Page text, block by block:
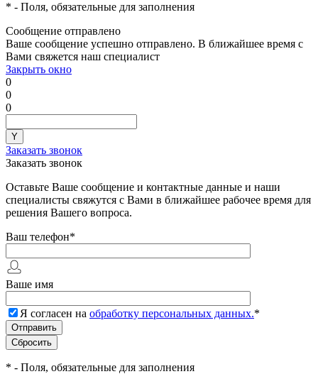
* - Поля, обязательные для заполнения
Сообщение отправлено
Ваше сообщение успешно отправлено. В ближайшее время с
Вами свяжется наш специалист
Закрыть окно
0
0
0
Заказать звонок
Заказать звонок
Оставьте Ваше сообщение и контактные данные и наши
специалисты свяжутся с Вами в ближайшее рабочее время для
решения Вашего вопроса.
Ваш телефон*
Ваше имя
Я согласен на обработку персональных данных.*
* - Поля, обязательные для заполнения